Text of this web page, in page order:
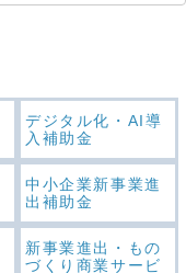
デジタル化・AI導
入補助金
中小企業新事業進
出補助金
新事業進出・もの
づくり商業サービ